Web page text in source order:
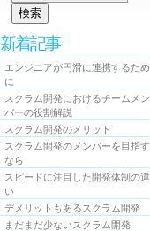
索:
新着記事
エンジニアが円滑に連携するため
に
スクラム開発におけるチームメン
バーの役割解説
スクラム開発のメリット
スクラム開発のメンバーを目指す
なら
スピードに注目した開発体制の違
い
デメリットもあるスクラム開発
まだまだ少ないスクラム開発